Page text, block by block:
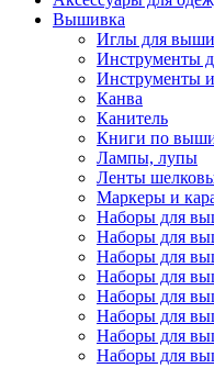
Вышивка
Иглы для
Инструменты
Инструменты
Канва
Канитель
Книги по
Лампы, лупы
Ленты
Маркеры и
Наборы для
Наборы для
Наборы для
Наборы для
Наборы для
Наборы для
Наборы для
Наборы для